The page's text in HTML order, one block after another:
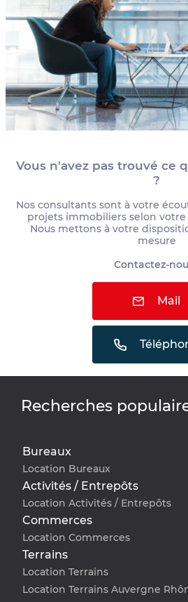
Vous n'avez pas trouvé ce
?
Nos consultants sont à votre
projets immobiliers selon votre
Nous mettons à votre
mesure
Contactez-
Mail
Recherches
Bureaux
Location Bureaux
Activités / Entrepôts
Location Activités / Entrepôts
Commerces
Location Commerces
Terrains
Location Terrains
Location Terrains Auvergne